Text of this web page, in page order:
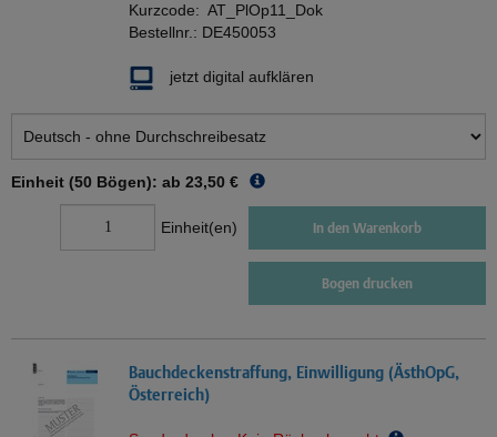
Kurzcode: AT_PlOp11_Dok
Bestellnr.: DE450053
jetzt digital aufklären
Einheit (50 Bögen): ab 23,50 €
Einheit(en) In den Warenkorb
Bogen drucken
Bauchdeckenstraffung, Einwilligung (ÄsthOpG,
Österreich)